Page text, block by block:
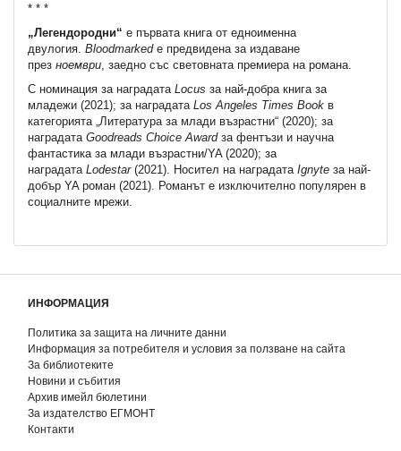
* * *
„Легендородни“ е първата книга от едноименна
двулогия. Bloodmarkedе предвидена за издаване
през ноември , заедно със световната премиера на романа.
С номинация за наградата Locus за най-добра книга за
младежи (2021); за наградата Los Angeles Times Book в
категорията „Литература за млади възрастни“ (2020); за
наградата Goodreads Choice Awardза фентъзи и научна
фантастика за млади възрастни/YA (2020); за
наградата Lodestar(2021). Носител на наградата Ignyte за най-
добър YA роман (2021). Романът е изключително популярен в
социалните мрежи.
ИНФОРМАЦИЯ
Политика за защита на личните данни
Информация за потребителя и условия за ползване на сайта
За библиотеките
Новини и събития
Архив имейл бюлетини
За издателство ЕГМОНТ
Контакти